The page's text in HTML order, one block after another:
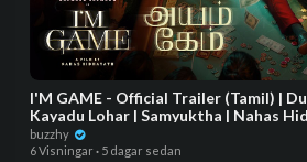
I'M GAME - Official Trailer (Tamil) |
Kayadu Lohar | Samyuktha | Nahas
buzzhy
6 Visningar· 5 dagar sedan